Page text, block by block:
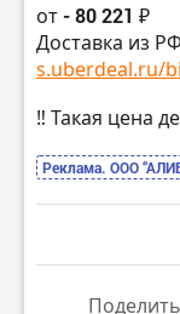
от- 80 221 ₽
Доставка из
s.uberdeal.ru/
‼️ Такая цена
Реклама. ООО